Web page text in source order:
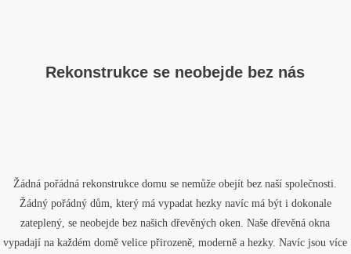
Rekonstrukce se neobejde bez nás
Žádná pořádná rekonstrukce domu se nemůže obejít bez naší společnosti.
Žádný pořádný dům, který má vypadat hezky navíc má být i dokonale
zateplený, se neobejde bez našich dřevěných oken. Našedřevěná okna
vypadají na každém domě velice přirozeně, moderně a hezky. Navíc jsou více